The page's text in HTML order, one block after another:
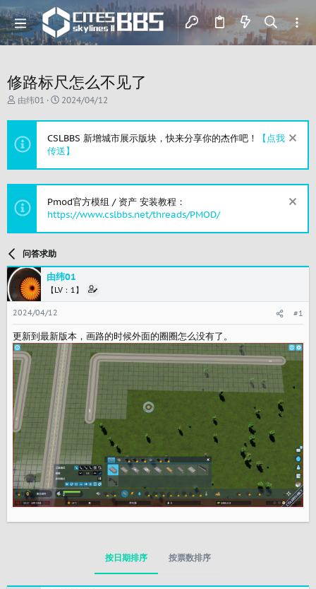
修路标尺怎么不见了
主
发
人
由纬01
开
时
间
2024/04/12
CSLBBS 新增城市展示版块，快来分享你的杰作吧！
【点我
传送】
Pmod官方模组 / 资产 安装教程：
https://www.cslbbs.net/threads/PMOD/
问答求助
由纬01
【LV：1】
2024/04/12 #1
更新到最新版本，画路的时候外面的圈圈怎么没有了。
按日期排序 按票数排序